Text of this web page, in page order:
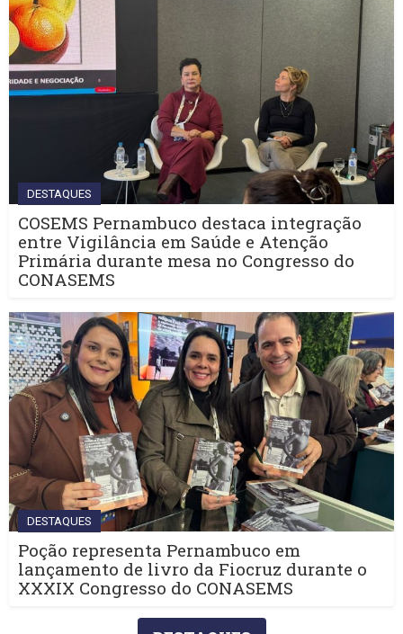
DESTAQUES
COSEMS Pernambuco destaca integração
entre Vigilância em Saúde e Atenção
Primária durante mesa no Congresso do
CONASEMS
DESTAQUES
Poção representa Pernambuco em
lançamento de livro da Fiocruz durante o
XXXIX Congresso do CONASEMS